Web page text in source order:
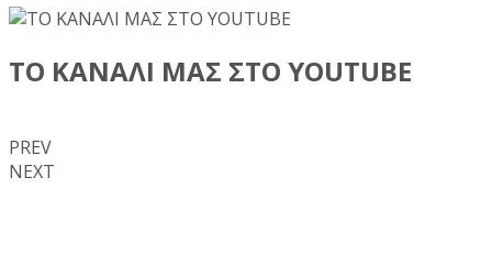
ΤΟ ΚΑΝΑΛΙ ΜΑΣ ΣΤΟ YOUTUBE
PREV
NEXT